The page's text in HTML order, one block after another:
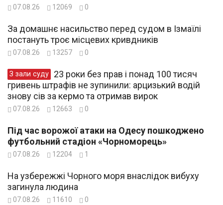
07.08.26 12069 0
За домашнє насильство перед судом в Ізмаїлі
постануть троє місцевих кривдників
07.08.26 13257 0
З зали суду
гривень штрафів не зупинили: арцизький водій
знову сів за кермо та отримав вирок
07.08.26 12663 0
Під час ворожої атаки на Одесу пошкоджено
футбольний стадіон «Чорноморець»
07.08.26 12204 1
На узбережжі Чорного моря внаслідок вибуху
загинула людина
07.08.26 11610 0